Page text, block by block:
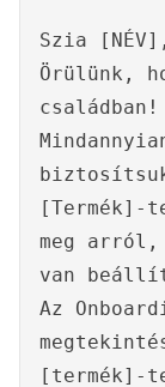
Szia [NÉV],
Örülünk,
családban!
[Termék]-
meg arról,
van
Az
[termék]-